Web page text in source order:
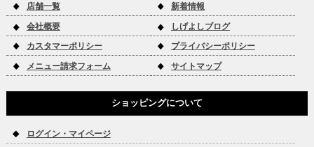
店舗一覧 新着情報
会社概要 しげよしブログ
カスタマーポリシー プライバシーポリシー
メニュー請求フォーム サイトマップ
ショッピングについて
ログイン・マイページ